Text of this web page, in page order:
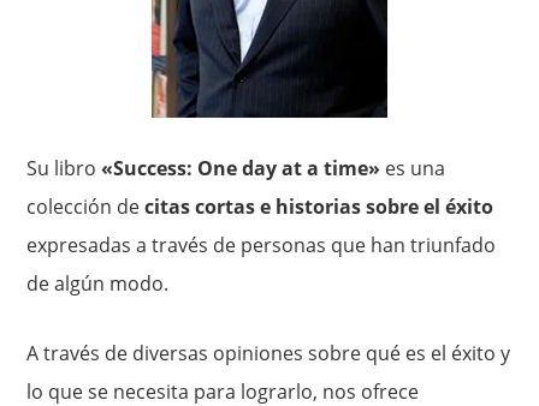
Su libro«Success: One day at a time» es una
colección decitas cortas e historias sobre el éxito
expresadas a través de personas que han triunfado
de algún modo.
A través de diversas opiniones sobre qué es el éxito y
lo que se necesita para lograrlo, nos ofrece